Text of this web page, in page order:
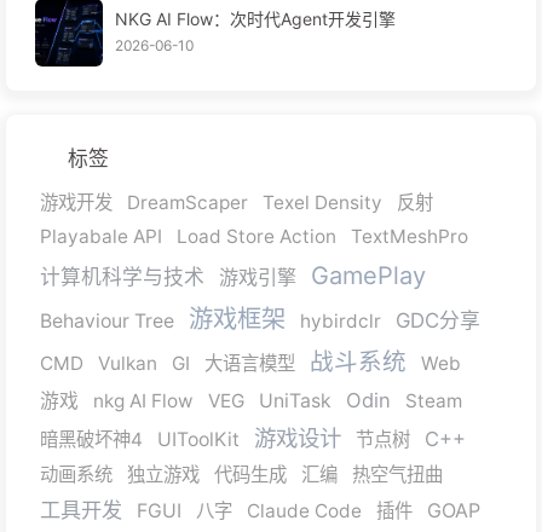
NKG AI Flow：次时代Agent开发引擎
2026-06-10
标签
游戏开发 DreamScaper Texel Density
反射
Playabale API
Load Store Action TextMeshPro
计算机科学与技术 游戏引擎 GamePlay
Behaviour Tree 游戏框架 hybirdclr GDC分享
CMD Vulkan GI 大语言模型 战斗系统
Web
游戏
nkg AI Flow VEG UniTask Odin
Steam
暗黑破坏神4
UIToolKit 游戏设计 节点树 C++
动画系统 独立游戏 代码生成 汇编 热空气扭曲
工具开发 FGUI 八字 Claude Code 插件 GOAP